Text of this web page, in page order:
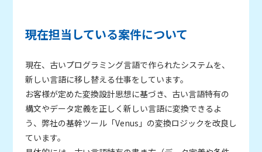
現在担当している案件について
現在、古いプログラミング言語で作られたシステムを、
新しい言語に移し替える仕事をしています。
お客様が定めた変換設計思想に基づき、古い言語特有の
構文やデータ定義を正しく新しい言語に変換できるよ
う、弊社の基幹ツール「Venus」の変換ロジックを改良し
ています。